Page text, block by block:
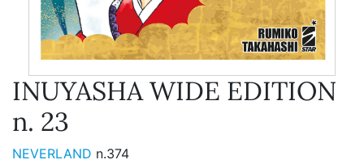
INUYASHA WIDE EDITION
n. 23
NEVERLAND n.374